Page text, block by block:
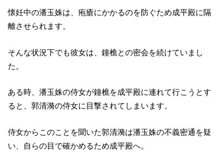
懐妊中の潘玉姝は、疱瘡にかかるのを防ぐため成平殿に隔
離させられます。
そんな状況下でも彼女は、鐘樵との密会を続けていまし
た。
ある時、潘玉姝の侍女が鐘樵を成平殿に連れて行こうとす
ると、郭清漪の侍女に目撃されてしまいます。
侍女からこのことを聞いた郭清漪は潘玉姝の不義密通を疑
い、自らの目で確かめるため成平殿へ。